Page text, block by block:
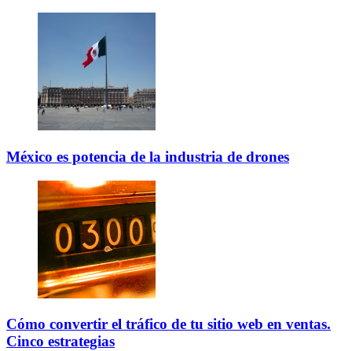
México es potencia de la industria de drones
Cómo convertir el tráfico de tu sitio web en ventas.
Cinco estrategias